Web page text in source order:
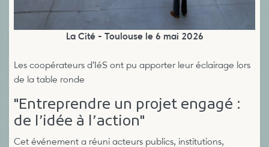
La Cité - Toulouse le 6 mai 2026
Les coopérateurs d’IéS ont pu apporter leur éclairage lors
de la table ronde
"Entreprendre un projet engagé :
de l’idée à l’action"
Cet événement a réuni acteurs publics, institutions,